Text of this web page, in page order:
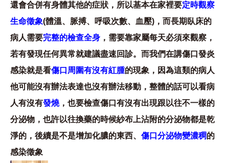
還會合併有身體其他的症狀，所以基本在家裡要定時觀察
生命徵象(體溫、脈搏、呼吸次數、血壓)，而長期臥床的
病人需要完整的檢查全身 ，需要靠家屬每天必須來觀察，
若有發現任何異常就建議盡速回診。而我們在講傷口發炎
感染就是看傷口周圍有沒有紅腫的現象，因為這類的病人
他可能沒有辦法表達也沒有辦法移動，整體的話可以看病
人有沒有發燒，也要檢查傷口有沒有出現跟以往不一樣的
分泌物，也許以往換藥的時候紗布上沾附的分泌物都是乾
淨的，後續是不是增加化膿的東西、 傷口分泌物變濃稠的
感染徵象